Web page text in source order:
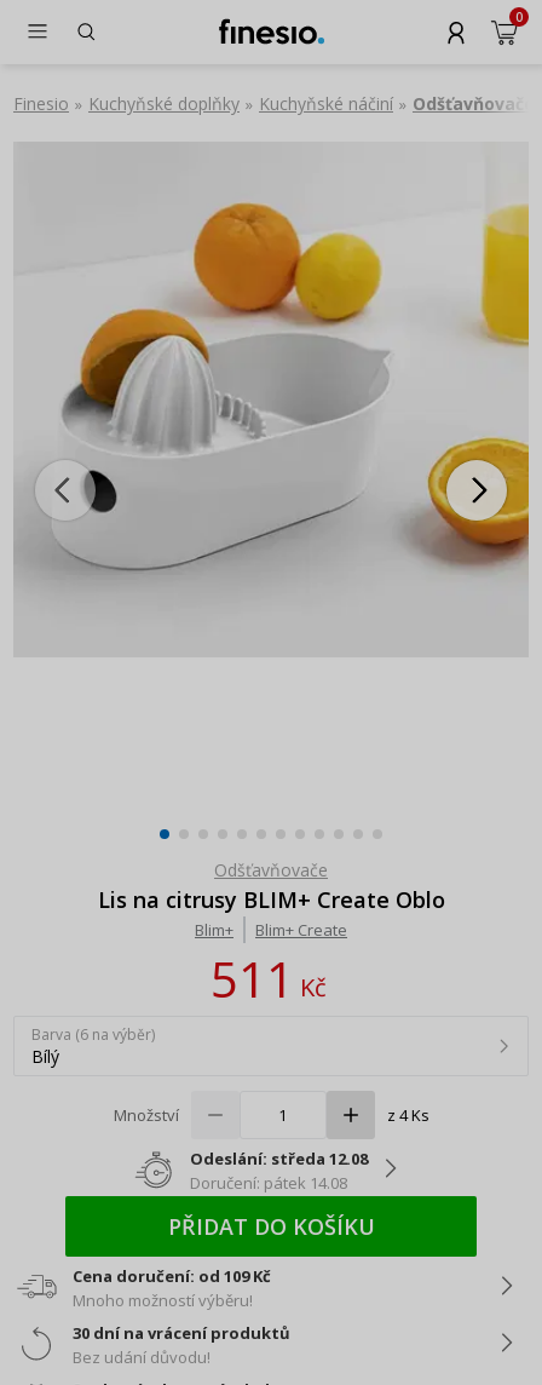
0
Finesio » Kuchyňské doplňky » Kuchyňské náčiní » Odšťavňovače
Odšťavňovače
Lis na citrusy BLIM+ Create Oblo
Blim+ Blim+ Create
511Kč
Barva (6 na výběr)
Bílý
Množství z 4 Ks
Odeslání: středa 12.08
Doručení: pátek 14.08
PŘIDAT DO KOŠÍKU
Cena doručení: od 109 Kč
Mnoho možností výběru!
30 dní na vrácení produktů
Bez udání důvodu!